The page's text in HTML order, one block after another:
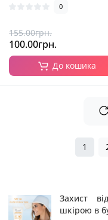
0
155.00грн.
100.00грн.
До кошика
1
Захист
шкірою в